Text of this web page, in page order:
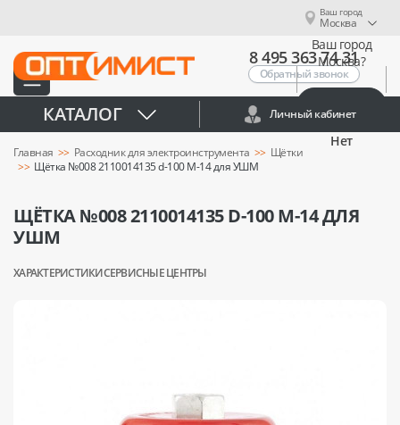
Ваш город
Москва
Ваш город
Москва?
Нет
8 495 363 74 31
Обратный звонок
КАТАЛОГ Личный кабинет
Главная Расходник для электроинструмента
Щётки
Щётка №008 2110014135 d-100 M-14 для УШМ
ЩЁТКА №008 2110014135 D-100 M-14 ДЛЯ
УШМ
ХАРАКТЕРИСТИКИСЕРВИСНЫЕ ЦЕНТРЫ